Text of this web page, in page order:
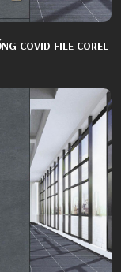
COVID FILE COREL